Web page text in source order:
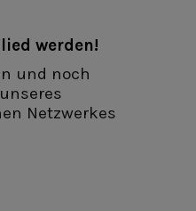
werden!
und noch
Netzwerkes